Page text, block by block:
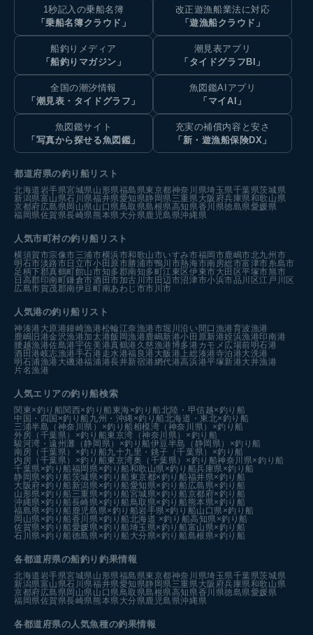
1秒記入の乗船名簿
「乗船名簿クラウド」
改正遊漁船業法に対応
「遊漁船クラウド」
船釣りメディア
「船釣りマガジン」
潮見表アプリ
「タイドグラフBI」
全国の潮汐情報
「潮見表・タイドグラフ」
魚図鑑AIアプリ
「マイAI」
魚図鑑サイト
「写真から探せる魚図鑑」
充実の補償内容と安さ
「新・遊漁船保険DX」
都道府県の釣り船リスト
北海道岩手県宮城県山形県福島県東京都神奈川県埼玉県千葉県茨城県
新潟県富山県石川県福井県愛知県静岡県三重県大阪府兵庫県和歌山県
京都府広島県岡山県山口県鳥取県島根県高知県香川県徳島県愛媛県
福岡県佐賀県長崎県熊本県大分県鹿児島県沖縄県
人気市町村の釣り船リスト
横須賀市宗像市三浦市横浜市和歌山市いすみ市福岡市鹿嶋市北九州市
明石市淡路市 日立市小田原市勝浦市鴨川市熱海市南房総市富津市糸島市
足柄下郡真鶴町館山市知多郡南知多町江東区伊東市大田区平塚市旭市
日高郡印南町鎌倉市酒田市加古川市 田辺市沼津市小浜市品川区江戸川区
広島市賀茂郡南伊豆町南あわじ市市川市
人気港の釣り船リスト
神湊港 大原港鐘崎漁港松輪江奈漁港市堀川沿い 間口漁港育波漁港
鹿嶋旧港金沢漁港加太港飯岡漁港鹿嶋新港小田原新港姪浜漁港印南港
腰越漁港佐島港宇佐美港真鶴港 久慈漁港博多港カモメ広場前明石港
酒田港岐志漁港手石港 走水港福良港 大飯港 上総湊港寺泊港大洗港
明石浦漁港 大磯港福浦港長井新宿港網代港高浜港平塚新港大井漁港
片名漁港
人気エリアの釣り船検索
関東×釣り船関西×釣り船 東海×釣り船北陸・甲信越×釣り船
中国・四国×釣り船 九州・沖縄×釣り船北海道・東北×釣り船
三浦半島（神奈川県）×釣り船相模湾（神奈川県）×釣り船
外房（千葉県）×釣り船東京湾（神奈川県）×釣り船
駿河湾・遠州灘（静岡県）×釣り船伊豆半島（静岡県）×釣り船
南房（千葉県）×釣り船九十九里・銚子（千葉県）×釣り船
内房（千葉県）×釣り船東京湾奥（千葉県）×釣り船神奈川県×釣り船
千葉県×釣り船福岡県×釣り船和歌山県×釣り船兵庫県×釣り船
静岡県×釣り船茨城県×釣り船 東京都×釣り船福井県×釣り船
大阪府×釣り船 新潟県×釣り船愛知県×釣り船 広島県×釣り船
山形県×釣り船 三重県×釣り船宮城県×釣り船京都府×釣り船
沖縄県×釣り船長崎県×釣り船鳥取県×釣り船 熊本県×釣り船
福島県×釣り船 鹿児島県×釣り船岩手県×釣り船山口県×釣り船
岡山県×釣り船香川県×釣り船北海道 ×釣り船高知県×釣り船
佐賀県×釣り船愛媛県×釣り船埼玉県×釣り船富山県×釣り船
石川県×釣り船徳島県×釣り船 大分県×釣り船島根県×釣り船
各都道府県の船釣り釣果情報
北海道岩手県宮城県山形県福島県東京都神奈川県埼玉県千葉県茨城県
新潟県富山県石川県福井県愛知県静岡県三重県大阪府兵庫県和歌山県
京都府広島県岡山県山口県鳥取県島根県高知県香川県徳島県愛媛県
福岡県佐賀県長崎県熊本県大分県鹿児島県沖縄県
各都道府県の人気魚種の釣果情報